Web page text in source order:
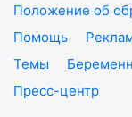
Положение об
Помощь
Темы
Пресс-центр